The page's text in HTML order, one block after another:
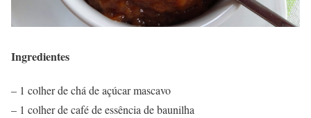
Ingredientes
– 1 colher de chá de açúcar mascavo
– 1 colher de café de essência de baunilha